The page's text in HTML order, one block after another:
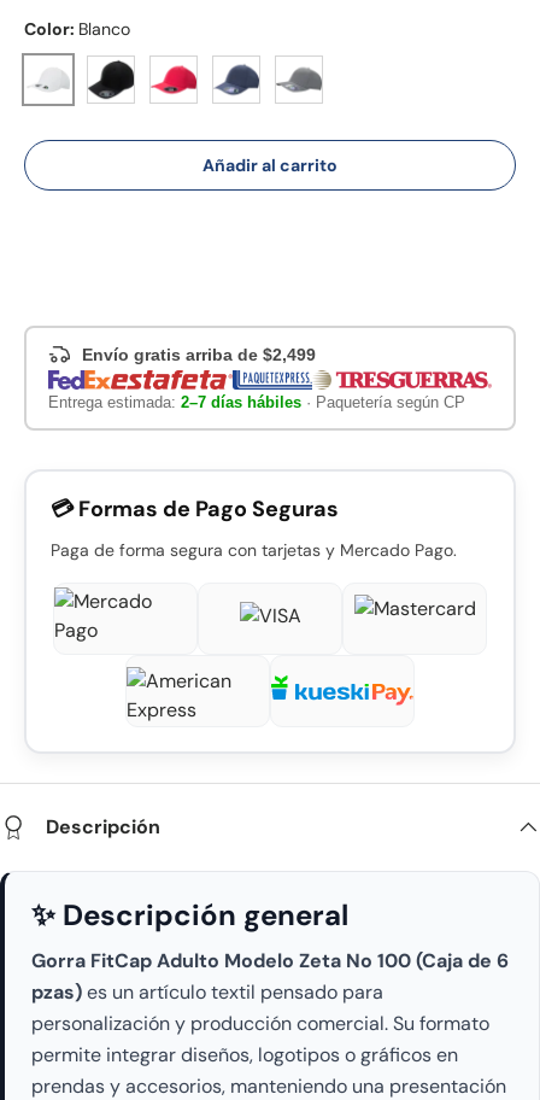
Color: Blanco
Blanco Negro Rojo Azul Marino
Carbón
Añadir al carrito
Envío gratis arriba de $2,499
Entrega estimada: 2–7 días hábiles· Paquetería según CP
💳 Formas de Pago Seguras
Paga de forma segura con tarjetas y Mercado Pago.
Descripción
✨ Descripción general
Gorra FitCap Adulto Modelo Zeta No 100 (Caja de 6
pzas)es un artículo textil pensado para
personalización y producción comercial. Su formato
permite integrar diseños, logotipos o gráficos en
prendas y accesorios, manteniendo una presentación